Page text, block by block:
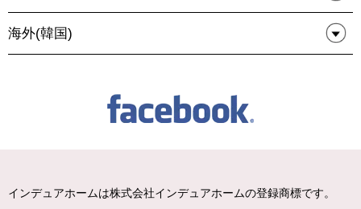
海外(韓国)
インデュアホームは株式会社インデュアホームの登録商標です。